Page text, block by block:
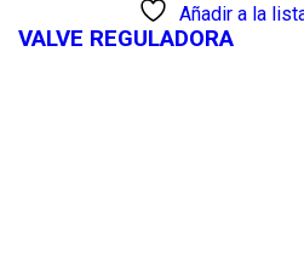
Añadir a la
VALVE REGULADORA